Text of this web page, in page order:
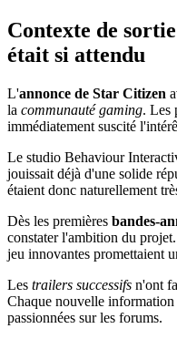
Contexte de
était si attendu
L'annonce de Star Citizen
la communauté gaming. Les
immédiatement suscité
Le studio Behaviour
jouissait déjà d'une solide
étaient donc naturellement
Dès les premières bandes-
constater l'ambition du
jeu innovantes promettaient
Les trailers successifs n'ont
Chaque nouvelle
passionnées sur les forums.